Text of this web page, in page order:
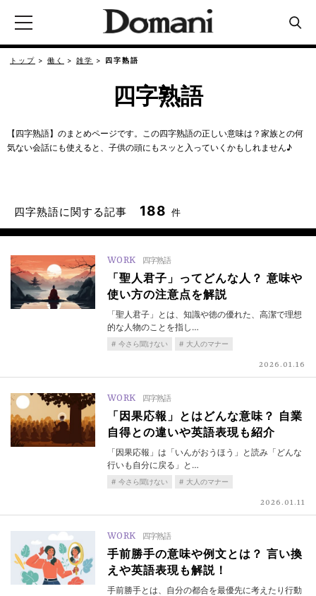
トップ 働く 雑学 四字熟語
四字熟語
【四字熟語】のまとめページです。この四字熟語の正しい意味は？家族との何
気ない会話にも使えると、子供の頭にもスッと入っていくかもしれません♪
四字熟語に関する記事 188 件
WORK 四字熟語
「聖人君子」ってどんな人？ 意味や
使い方の注意点を解説
「聖人君子」とは、知識や徳の優れた、高潔で理想
的な人物のことを指し…
今さら聞けない 大人のマナー
2026.01.16
WORK 四字熟語
「因果応報」とはどんな意味？ 自業
自得との違いや英語表現も紹介
「因果応報」は「いんがおうほう」と読み「どんな
行いも自分に戻る」と…
今さら聞けない 大人のマナー
2026.01.11
WORK 四字熟語
手前勝手の意味や例文とは？ 言い換
えや英語表現も解説！
手前勝手とは、自分の都合を最優先に考えたり行動